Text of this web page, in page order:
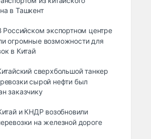
в Ташкент
Российском экспортном центре
огромные возможности для
в Китай
сверхбольшой танкер
сырой нефти был
заказчику
и КНДР возобновили
на железной дороге